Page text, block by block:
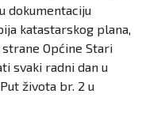
dokumentaciju
katastarskog plana,
Općine Stari
svaki radni dan u
života br. 2 u